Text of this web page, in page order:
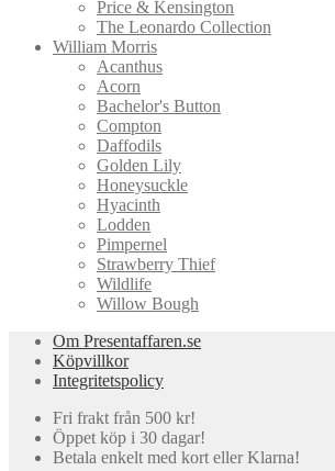
Price & Kensington
The Leonardo Collection
William Morris
Acanthus
Acorn
Bachelor's Button
Compton
Daffodils
Golden Lily
Honeysuckle
Hyacinth
Lodden
Pimpernel
Strawberry Thief
Wildlife
Willow Bough
Om Presentaffaren.se
Köpvillkor
Integritetspolicy
Fri frakt från 500 kr!
Öppet köp i 30 dagar!
Betala enkelt med kort eller Klarna!